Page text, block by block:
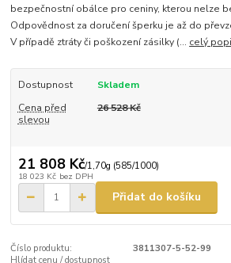
bezpečnostní obálce pro ceniny, kterou nelze
Odpovědnost za doručení šperku je až do
V případě ztráty či poškození zásilky (... celý
Dostupnost
Skladem
Cena před
slevou
26 528 Kč
21 808 Kč/1,70g (585/1000)
18 023 Kč bez DPH
Přidat do košíku
Číslo produktu:
3811307-5-52-99
Hlídat cenu / dostupnost